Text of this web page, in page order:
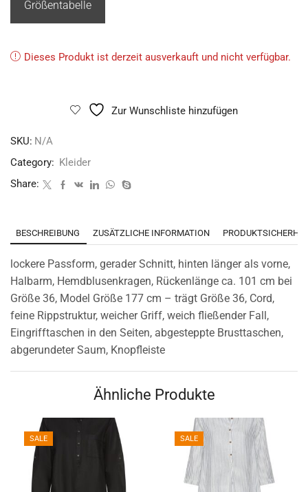
Größentabelle
Dieses Produkt ist derzeit ausverkauft und nicht verfügbar.
Zur Wunschliste hinzufügen
SKU: N/A
Category: Kleider
Share:
BESCHREIBUNG ZUSÄTZLICHE INFORMATION
lockere Passform, gerader Schnitt, hinten länger als vorne,
Halbarm, Hemdblusenkragen, Rückenlänge ca. 101 cm bei
Größe 36, Model Größe 177 cm – trägt Größe 36, Cord,
feine Rippstruktur, weicher Griff, weich fließender Fall,
Eingrifftaschen in den Seiten, abgesteppte Brusttaschen,
abgerundeter Saum, Knopfleiste
Ähnliche Produkte
SALE SALE